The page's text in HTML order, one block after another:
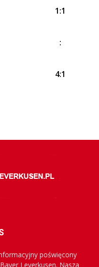
1:1
:
4:1
poświęcony
Leverkusen. Nasza